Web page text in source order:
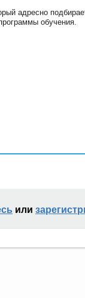
адресно
обучения.
или